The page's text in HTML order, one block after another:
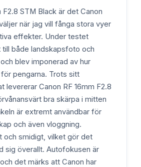
F2.8 STM Black är det Canon
när jag vill fånga stora vyer
effekter. Under testet
till både landskapsfoto och
blev imponerad av hur
pengarna. Trots sitt
levererar Canon RF 16mm F2.8
bra skärpa i mitten
är extremt användbar för
och även vloggning.
och smidigt, vilket gör det
sig överallt. Autofokusen är
det märks att Canon har